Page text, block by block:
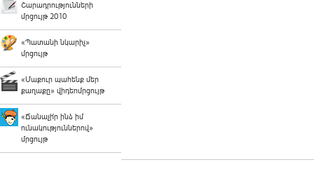
Շարադրությունների
մրցույթ 2010
«Պատանի նկարիչ»
մրցույթ
«Մաքուր պահենք մեր
քաղաքը» վիդեոմրցույթ
«Ճանաչի՛ր ինձ իմ
ունակություններով»
մրցույթ